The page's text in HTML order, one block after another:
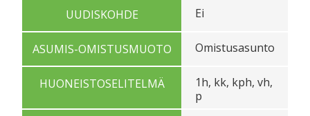
UUDISKOHDE Ei
ASUMIS-OMISTUSMUOTO Omistusasunto
HUONEISTOSELITELMÄ
1h, kk, kph, vh,
p